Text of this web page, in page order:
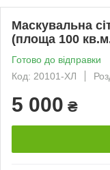
Маскувальна
(площа 100
Готово до відправки
Код: 20101-ХЛ
5 000 ₴